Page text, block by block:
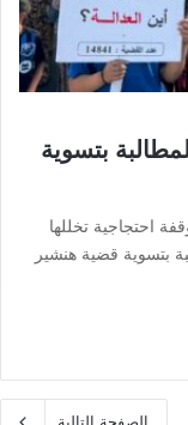
بتسوية
احتجاجية تخللها
بتسوية قضية هنشير
الصفحة التالية